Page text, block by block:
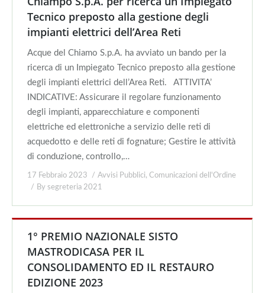
Tecnico preposto alla gestione degli
impianti elettrici dell’Area Reti
Acque del Chiamo S.p.A. ha avviato un bando per la
ricerca di un Impiegato Tecnico preposto alla gestione
degli impianti elettrici dell’Area Reti. ATTIVITA’
INDICATIVE: Assicurare il regolare funzionamento
degli impianti, apparecchiature e componenti
elettriche ed elettroniche a servizio delle reti di
acquedotto e delle reti di fognature; Gestire le attività
di conduzione, controllo,…
17 Febbraio 2023 Avvisi Pubblici, Comunicazioni dell'Ordine
By segreteria 2021
1° PREMIO NAZIONALE SISTO
MASTRODICASA PER IL
CONSOLIDAMENTO ED IL RESTAURO
EDIZIONE 2023